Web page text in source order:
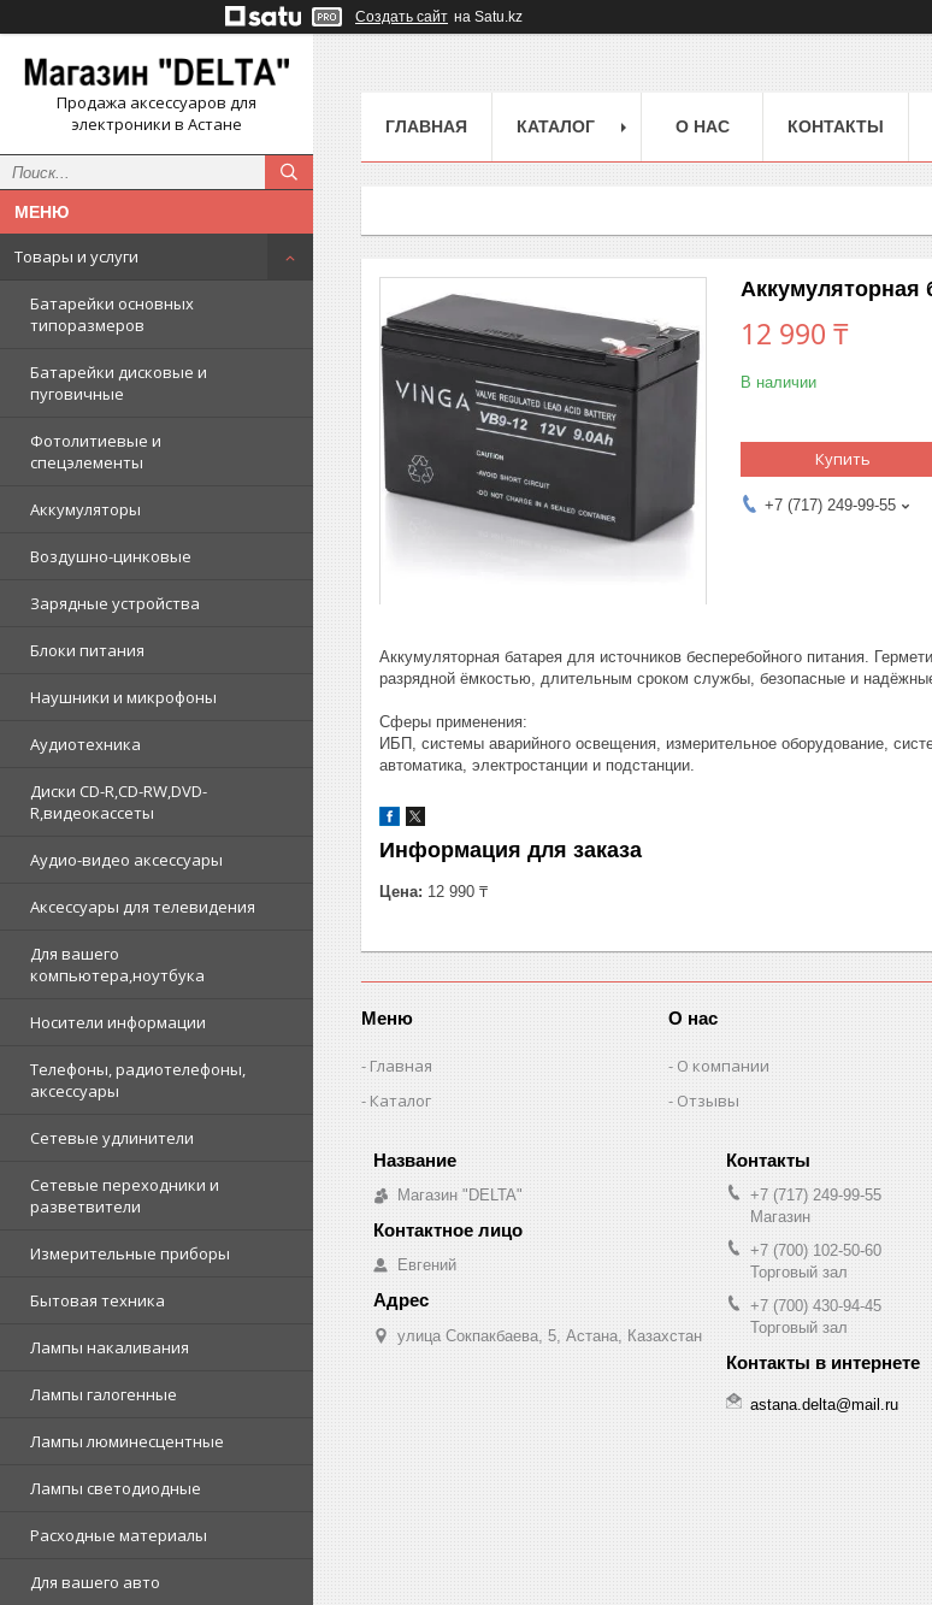
Создать сайт на Satu.kz
Продажа аксессуаров для
электроники в Астане
Товары и услуги
Батарейки основных
типоразмеров
Батарейки дисковые и
пуговичные
Фотолитиевые и
спецэлементы
Аккумуляторы
Воздушно-цинковые
Зарядные устройства
Блоки питания
Наушники и микрофоны
Аудиотехника
Диски CD-R,CD-RW,DVD-
R,видеокассеты
Аудио-видео аксессуары
Аксессуары для телевидения
Для вашего
компьютера,ноутбука
Носители информации
Телефоны, радиотелефоны,
аксессуары
Сетевые удлинители
Сетевые переходники и
разветвители
Измерительные приборы
Бытовая техника
Лампы накаливания
Лампы галогенные
Лампы люминесцентные
Лампы светодиодные
Расходные материалы
Для вашего авто
ГЛАВНАЯ КАТАЛОГ О НАС КОНТАКТЫ
Аккумуляторная
12 990 ₸
В наличии
Купить
+7 (717) 249-99-55
Аккумуляторная батарея для источников бесперебойного питания.
разрядной ёмкостью, длительным сроком службы, безопасные и
Сферы применения:
ИБП, системы аварийного освещения, измерительное оборудование,
автоматика, электростанции и подстанции.
Информация для заказа
Цена: 12 990 ₸
Меню
Главная
Каталог
О нас
О компании
Отзывы
Магазин "DELTA"
Евгений
улица Сокпакбаева, 5, Астана, Казахстан
+7 (717) 249-99-55
Магазин
+7 (700) 102-50-60
Торговый зал
+7 (700) 430-94-45
Торговый зал
astana.delta@mail.ru